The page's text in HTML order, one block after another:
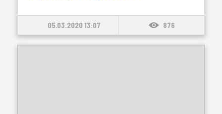
05.03.2020 13:07 876